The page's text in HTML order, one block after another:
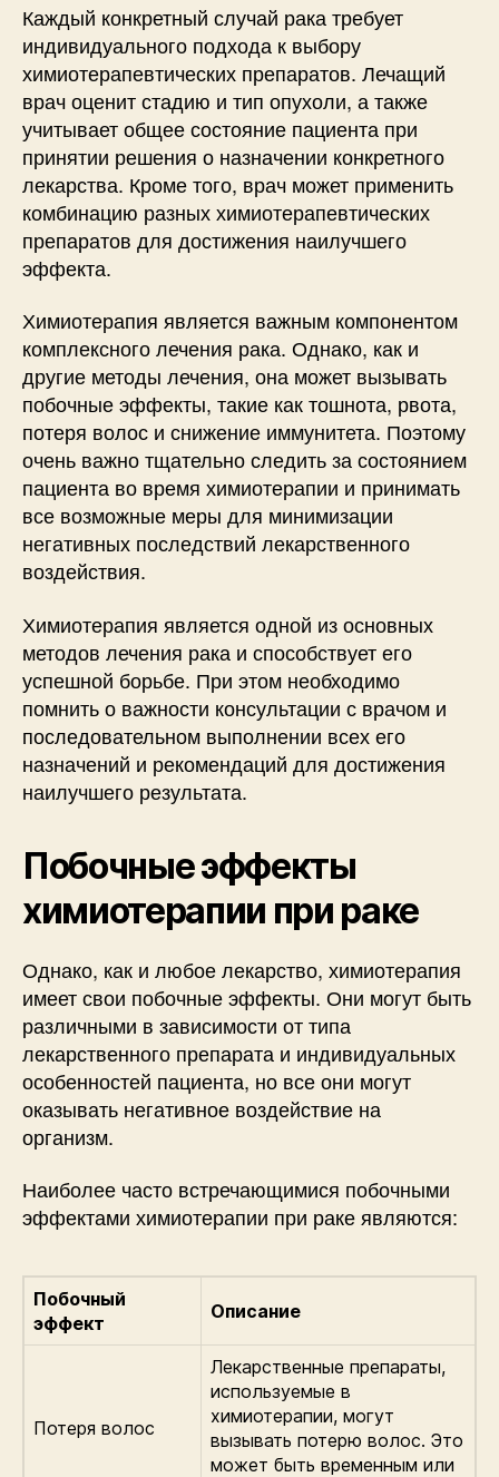
Каждый конкретный случай рака требует
индивидуального подхода к выбору
химиотерапевтических препаратов. Лечащий
врач оценит стадию и тип опухоли, а также
учитывает общее состояние пациента при
принятии решения о назначении конкретного
лекарства. Кроме того, врач может применить
комбинацию разных химиотерапевтических
препаратов для достижения наилучшего
эффекта.
Химиотерапия является важным компонентом
комплексного лечения рака. Однако, как и
другие методы лечения, она может вызывать
побочные эффекты, такие как тошнота, рвота,
потеря волос и снижение иммунитета. Поэтому
очень важно тщательно следить за состоянием
пациента во время химиотерапии и принимать
все возможные меры для минимизации
негативных последствий лекарственного
воздействия.
Химиотерапия является одной из основных
методов лечения рака и способствует его
успешной борьбе. При этом необходимо
помнить о важности консультации с врачом и
последовательном выполнении всех его
назначений и рекомендаций для достижения
наилучшего результата.
Побочные эффекты
химиотерапии при раке
Однако, как и любое лекарство, химиотерапия
имеет свои побочные эффекты. Они могут быть
различными в зависимости от типа
лекарственного препарата и индивидуальных
особенностей пациента, но все они могут
оказывать негативное воздействие на
организм.
Наиболее часто встречающимися побочными
эффектами химиотерапии при раке являются:
Побочный
эффект
Описание
Потеря волос
Лекарственные препараты,
используемые в
химиотерапии, могут
вызывать потерю волос. Это
может быть временным или